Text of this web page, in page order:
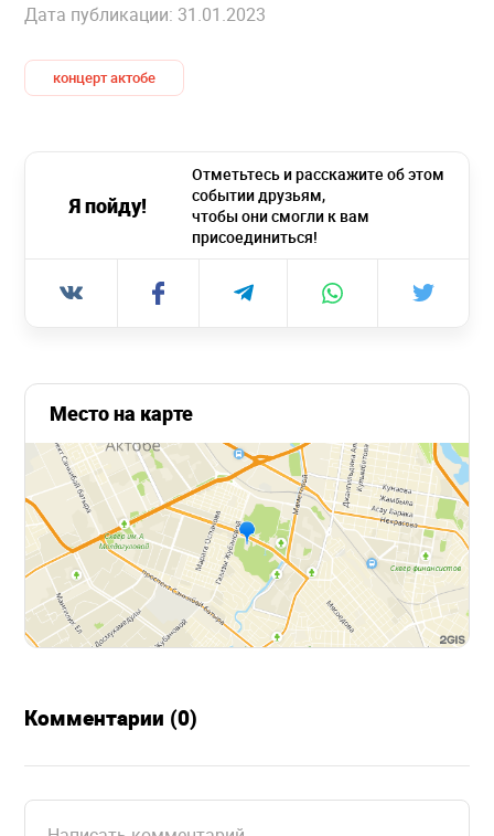
Дата публикации: 31.01.2023
концерт актобе
Я пойду!
Отметьтесь и расскажите об этом
событии друзьям,
чтобы они смогли к вам
присоединиться!
Место на карте
Комментарии (0)